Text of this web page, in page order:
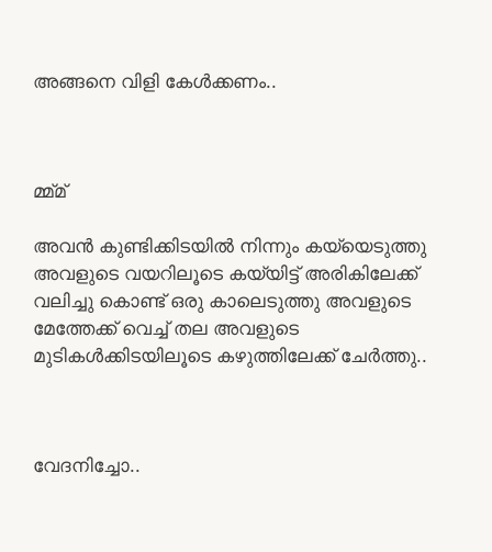
അങ്ങനെ വിളി കേൾക്കണം..
മ്മ്മ്
അവൻ കുണ്ടിക്കിടയിൽ നിന്നും കയ്യെടുത്തു
അവളുടെ വയറിലൂടെ കയ്യിട്ട് അരികിലേക്ക്
വലിച്ചു കൊണ്ട് ഒരു കാലെടുത്തു അവളുടെ
മേത്തേക്ക് വെച്ച് തല അവളുടെ
മുടികൾക്കിടയിലൂടെ കഴുത്തിലേക്ക് ചേർത്തു..
വേദനിച്ചോ..